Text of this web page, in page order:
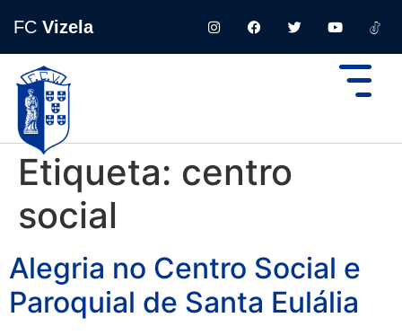
FC Vizela
Etiqueta: centro
social
Alegria no Centro Social e
Paroquial de Santa Eulália